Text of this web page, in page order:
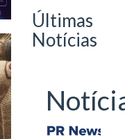
Últimas
Notícias